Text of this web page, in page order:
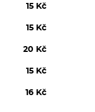
15 Kč
15 Kč
20 Kč
15 Kč
16 Kč